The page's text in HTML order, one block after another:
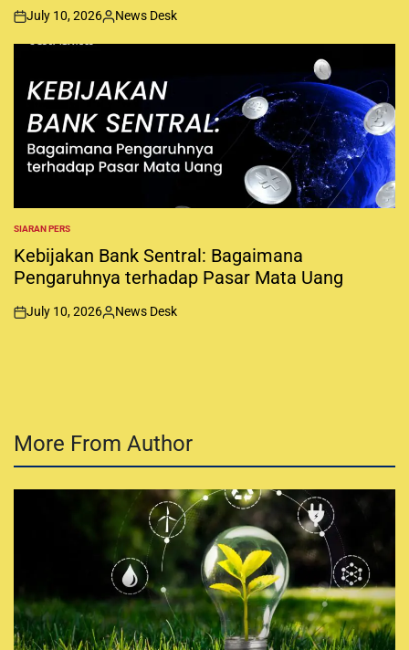
Io
n
July 10, 2026
P
o
t
e
d
y
News Desk
P
O
S
T
I
SIARAN PERS
Kebijakan Bank Sentral: Bagaimana
Pengaruhnya terhadap Pasar Mata Uang
o
July 10, 2026
P
y
News Desk
More From Author